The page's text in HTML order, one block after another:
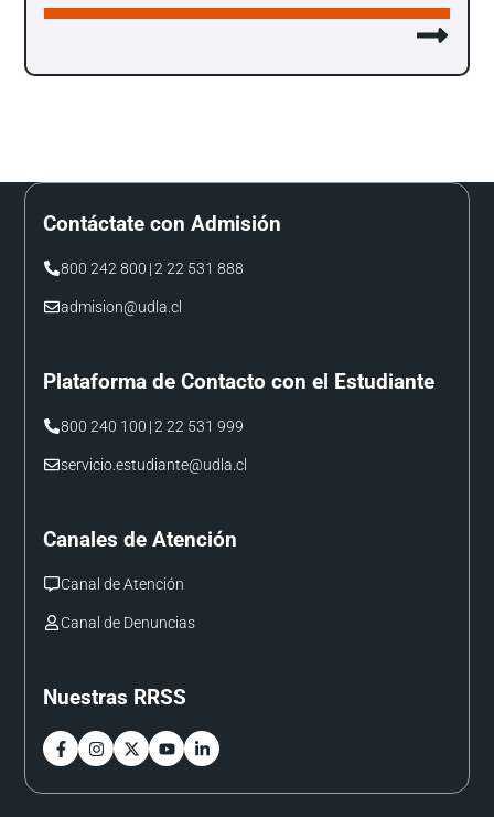
Contáctate con Admisión
800 242 800 | 2 22 531 888
admision@udla.cl
Plataforma de Contacto con el Estudiante
800 240 100 | 2 22 531 999
servicio.estudiante@udla.cl
Canales de Atención
Canal de Atención
Canal de Denuncias
Nuestras RRSS